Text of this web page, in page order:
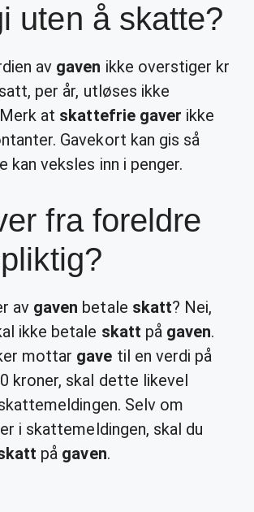
uten å skatte?
av gaven ikke overstiger kr
per år, utløses ikke
at skattefrie gaver ikke
Gavekort kan gis så
kan veksles inn i penger.
fra foreldre
av gaven betale skatt? Nei,
ikke betale skatt på gaven.
mottar gave til en verdi på
kroner, skal dette likevel
Selv om
i skattemeldingen, skal du
på gaven.